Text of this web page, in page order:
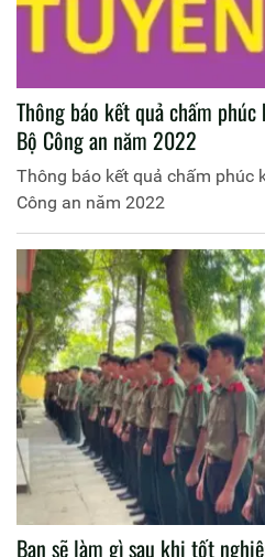
Thông báo kết quả chấm
Bộ Công an năm 2022
Thông báo kết quả chấm phúc
Công an năm 2022
Bạn sẽ làm gì sau khi tốt